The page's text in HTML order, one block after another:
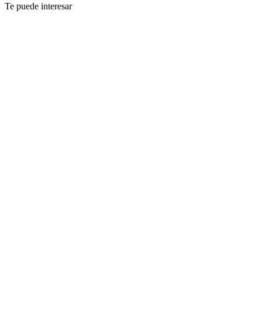
Te puede interesar